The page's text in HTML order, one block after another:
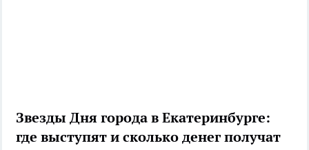
Звезды Дня города в Екатеринбурге:
где выступят и сколько денег получат